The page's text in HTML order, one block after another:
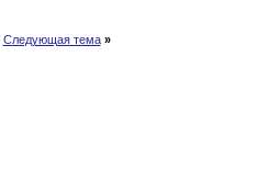
Следующая тема »